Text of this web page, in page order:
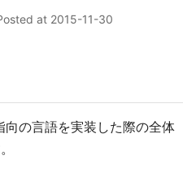
at 2015-11-30
の言語を実装した際の全体